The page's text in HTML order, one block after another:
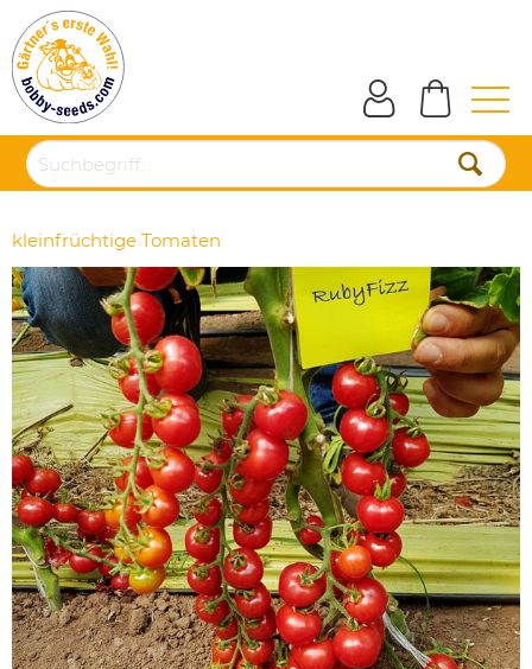
kleinfrüchtige Tomaten